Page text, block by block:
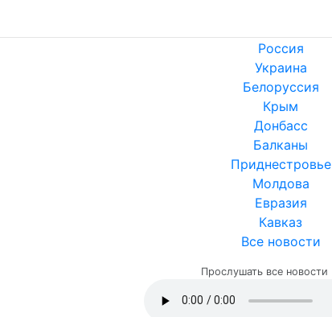
Россия
Украина
Белоруссия
Крым
Донбасс
Балканы
Приднестровье
Молдова
Евразия
Кавказ
Все новости
Прослушать все новости